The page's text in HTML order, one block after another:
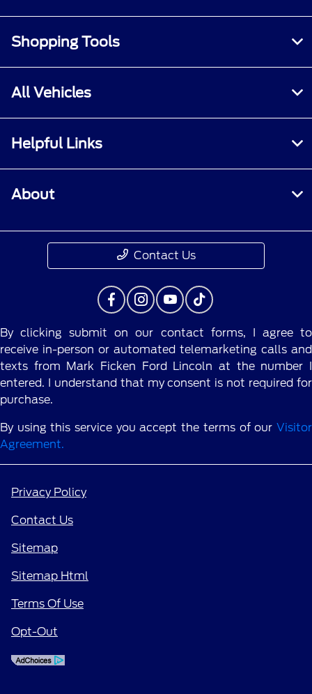
Shopping Tools
All Vehicles
Helpful Links
About
Contact Us
By clicking submit on our contact forms, I agree to
receive in-person or automated telemarketing calls and
texts from Mark Ficken Ford Lincoln at the number I
entered. I understand that my consent is not required for
purchase.
By using this service you accept the terms of our Visitor
Agreement.
Privacy Policy
Contact Us
Sitemap
Sitemap Html
Terms Of Use
Opt-Out